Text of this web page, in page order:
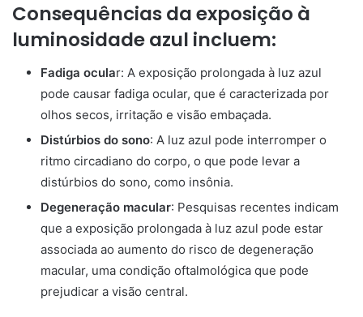
Consequências da exposição à
luminosidade azul incluem:
Fadiga ocular: A exposição prolongada à luz azul
pode causar fadiga ocular, que é caracterizada por
olhos secos, irritação e visão embaçada.
Distúrbios do sono: A luz azul pode interromper o
ritmo circadiano do corpo, o que pode levar a
distúrbios do sono, como insônia.
Degeneração macular: Pesquisas recentes indicam
que a exposição prolongada à luz azul pode estar
associada ao aumento do risco de degeneração
macular, uma condição oftalmológica que pode
prejudicar a visão central.